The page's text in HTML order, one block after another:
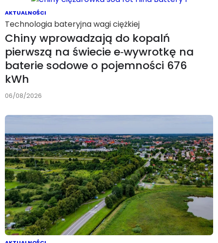
AKTUALNOŚCI
Technologia bateryjna wagi ciężkiej
Chiny wprowadzają do kopalń
pierwszą na świecie e‑wywrotkę na
baterie sodowe o pojemności 676
kWh
06/08/2026